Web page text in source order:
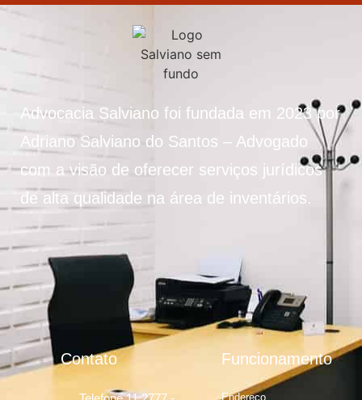
Advocacia Salviano foi fundada em 2023 por
Adriano Salviano do Santos – Advogado
com a visão de oferecer serviços jurídicos
de alta qualidade na área de inventários.
Contato Funcionamento
Endereço